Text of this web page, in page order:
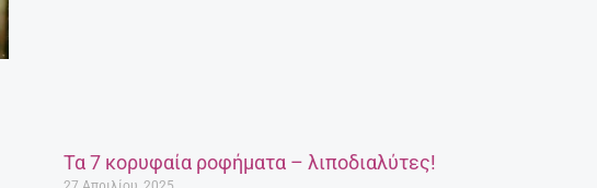
Τα 7 κορυφαία ροφήματα – λιποδιαλύτες!